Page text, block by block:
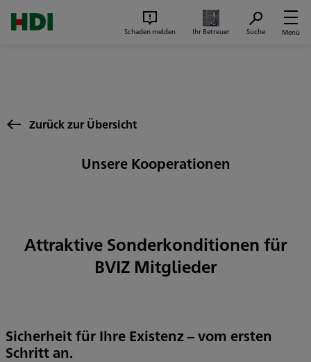
Schaden melden Ihr Betreuer Suche Menü
Zurück zur Übersicht
Unsere Kooperationen
Attraktive Sonderkonditionen für
BVIZ Mitglieder
Sicherheit für Ihre Existenz – vom ersten
Schritt an.